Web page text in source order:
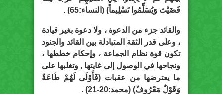
قَضَيْتَ وَيُسَلِّمُوا تَسْلِيماً) (النساء:65) .
والقائد جزء من الدعوة ، ولا دعوة بغير قيادة
، وعلى قدر الثقة المتبادلة بين القائد والجنود
تكون قوة نظام الجماعة ، وإحكام خططها ،
ونجاحها في الوصول إلى غايتها , وتغلبها على
ما يعترضها من عقبات (فَأَوْلَى لَهُمْ طَاعَةٌ
وَقَوْلٌ مَعْرُوفٌ) (محمد:20-21) .